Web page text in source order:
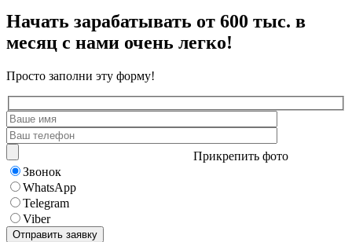
Начать зарабатывать от 600 тыс. в
месяц с нами очень легко!
Просто заполни эту форму!
Прикрепить фото
Звонок
WhatsApp
Telegram
Viber